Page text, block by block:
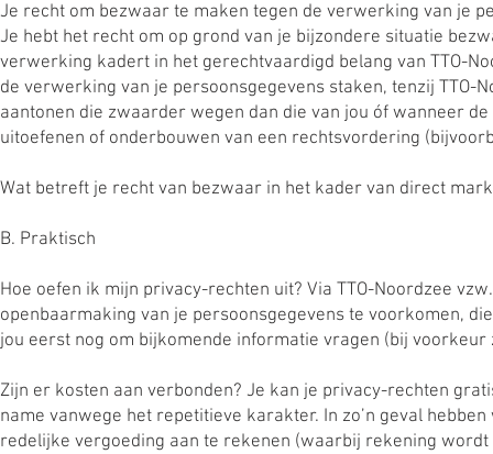
Je recht om bezwaar te maken tegen de verwerking van je
Je hebt het recht om op grond van je bijzondere situatie
verwerking kadert in het gerechtvaardigd belang van TTO-
de verwerking van je persoonsgegevens staken, tenzij
aantonen die zwaarder wegen dan die van jou óf wanneer
uitoefenen of onderbouwen van een rechtsvordering
Wat betreft je recht van bezwaar in het kader van direct
B. Praktisch
Hoe oefen ik mijn privacy-rechten uit? Via TTO-Noordzee
openbaarmaking van je persoonsgegevens te voorkomen,
jou eerst nog om bijkomende informatie vragen (bij
Zijn er kosten aan verbonden? Je kan je privacy-rechten
name vanwege het repetitieve karakter. In zo’n geval
redelijke vergoeding aan te rekenen (waarbij rekening